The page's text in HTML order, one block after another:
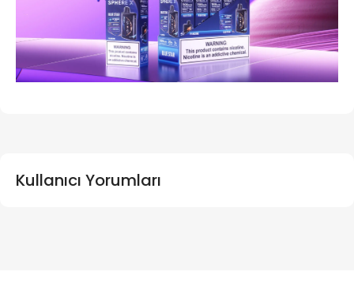
Kullanıcı Yorumları